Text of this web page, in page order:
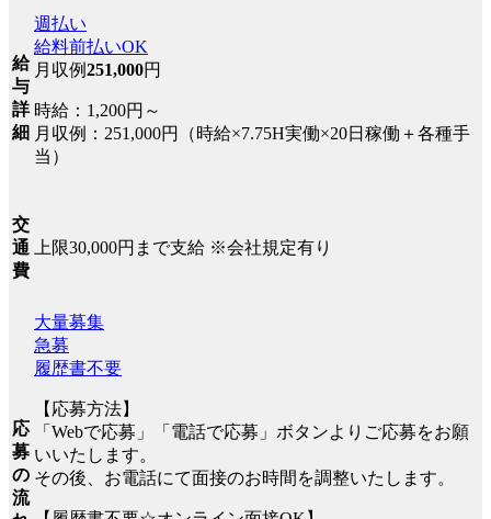
給
与
詳
細
週払い
給料前払いOK
月収例251,000円
時給：1,200円～
月収例：251,000円（時給×7.75H実働×20日稼働＋各種手
当）
交
通
費
上限30,000円まで支給 ※会社規定有り
応
募
の
流
大量募集
急募
履歴書不要
【応募方法】
「Webで応募」「電話で応募」ボタンよりご応募をお願
いいたします。
その後、お電話にて面接のお時間を調整いたします。